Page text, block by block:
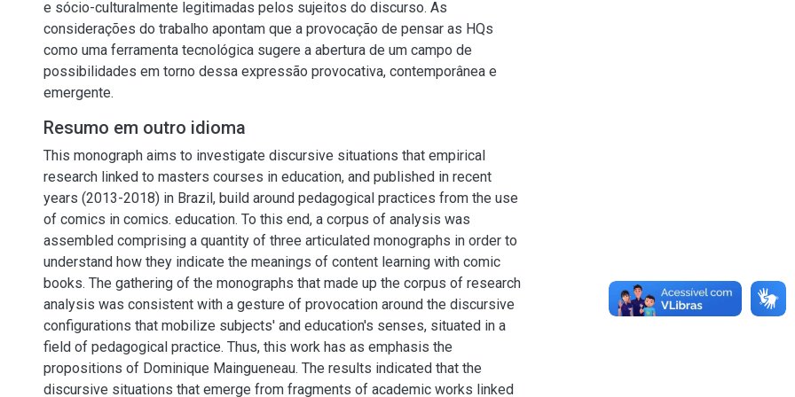
e sócio-culturalmente legitimadas pelos sujeitos do discurso. As
considerações do trabalho apontam que a provocação de pensar as HQs
como uma ferramenta tecnológica sugere a abertura de um campo de
possibilidades em torno dessa expressão provocativa, contemporânea e
emergente.
Resumo em outro idioma
This monograph aims to investigate discursive situations that empirical
research linked to masters courses in education, and published in recent
years (2013-2018) in Brazil, build around pedagogical practices from the use
of comics in comics. education. To this end, a corpus of analysis was
assembled comprising a quantity of three articulated monographs in order to
understand how they indicate the meanings of content learning with comic
books. The gathering of the monographs that made up the corpus of research
analysis was consistent with a gesture of provocation around the discursive
configurations that mobilize subjects' and education's senses, situated in a
field of pedagogical practice. Thus, this work has as emphasis the
propositions of Dominique Maingueneau. The results indicated that the
discursive situations that emerge from fragments of academic works linked